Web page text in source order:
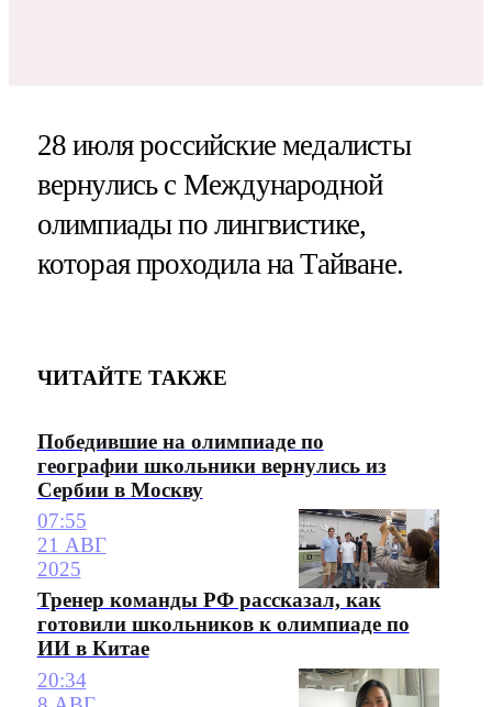
28 июля российские медалисты
вернулись с Международной
олимпиады по лингвистике,
которая проходила на Тайване.
ЧИТАЙТЕ ТАКЖЕ
Победившие на олимпиаде по
географии школьники вернулись из
Сербии в Москву
07:55
21 АВГ
2025
Тренер команды РФ рассказал, как
готовили школьников к олимпиаде по
ИИ в Китае
20:34